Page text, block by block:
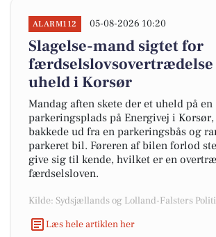
ALARM112 05-08-2026 10:20
Slagelse-mand sigtet for
uheld i Korsør
Mandag aften skete der et uheld på en
parkeringsplads på Energivej i
bakkede ud fra en parkeringsbås og
parkeret bil. Føreren af bilen forlod
give sig til kende, hvilket er en
færdselsloven.
Kilde: Sydsjællands og Lolland-Falsters Politi
Læs hele artiklen her